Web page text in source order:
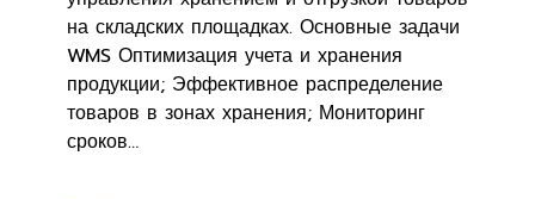
на складских площадках. Основные задачи
WMS Оптимизация учета и хранения
продукции; Эффективное распределение
товаров в зонах хранения; Мониторинг
сроков…